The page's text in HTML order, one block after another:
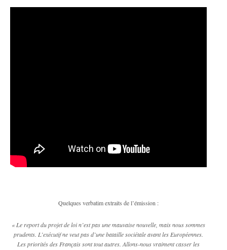
Quelques verbatim extraits de l’émission :
« Le report du projet de loi n’est pas une mauvaise nouvelle, mais nous sommes
prudents. L’exécutif ne veut pas d’une bataille sociétale avant les Européennes.
Les priorités des Français sont tout autres. Allons-nous vraiment casser les